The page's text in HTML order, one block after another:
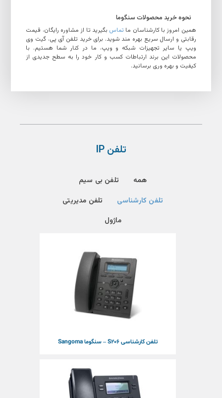
نحوه خرید محصولات سنگوما
همین امروز با کارشناسان ما تماس بگیرید تا از مشاوره رایگان، قیمت
رقابتی و ارسال سریع بهره مند شوید. برای خرید تلفن آی پی، گیت وی
ویپ یا سایر تجهیزات شبکه و ویپ، ما در کنار شما هستیم. با
محصولات این برند ارتباطات کسب و کار خود را به سطح جدیدی از
کیفیت و بهره وری برسانید.
تلفن IP
همه
تلفن بی سیم
تلفن کارشناسی
تلفن مدیریتی
ماژول
تلفن کارشناسی S206 – سنگوما Sangoma